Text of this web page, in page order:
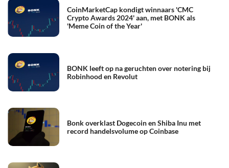
CoinMarketCap kondigt winnaars 'CMC
Crypto Awards 2024' aan, met BONK als
'Meme Coin of the Year'
BONK leeft op na geruchten over notering bij
Robinhood en Revolut
Bonk overklast Dogecoin en Shiba Inu met
record handelsvolume op Coinbase